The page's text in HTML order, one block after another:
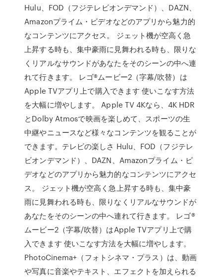
Hulu、FOD（フジテレビオンデマンド）、DAZN、
Amazonプライム・ビデオなどのアプリから魅力的
なコンテンツにアクセス。 ジェット機が空高く急
上昇する時も、集中豪雨に見舞われる時も、限りな
くリアルなサウンドがあなたをそのシーンの中へ連
れて行きます。 レゴ®ムービー2（字幕/吹替）は
Apple TVアプリ上で購入できます 使いこなす方法
を大幅に増やします。 Apple TV 4Kなら、4K HDR
とDolby Atmosで映画を楽しめて、スポーツの生
中継やニュースなど様々なコンテンツを観ることが
できます。テレビの楽しさ Hulu、FOD（フジテレ
ビオンデマンド）、DAZN、Amazonプライム・ビ
デオなどのアプリから魅力的なコンテンツにアクセ
ス。 ジェット機が空高く急上昇する時も、集中豪
雨に見舞われる時も、限りなくリアルなサウンドが
あなたをそのシーンの中へ連れて行きます。 レゴ®
ムービー2（字幕/吹替）はApple TVアプリ上で購
入できます 使いこなす方法を大幅に増やします。
PhotoCinema+（フォトシネマ・プラス）は、動画
や写真に音楽やテキスト、エフェクトを加えられる